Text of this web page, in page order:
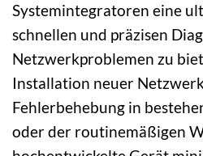
Systemintegratoren eine
schnellen und präzisen
Netzwerkproblemen zu
Installation neuer
Fehlerbehebung in
oder der routinemäßigen